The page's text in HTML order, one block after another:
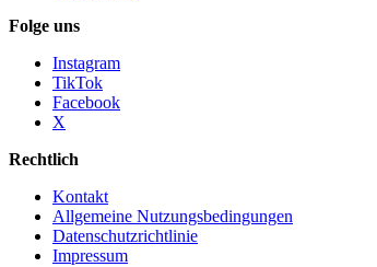
Folge uns
Instagram
TikTok
Facebook
X
Rechtlich
Kontakt
Allgemeine Nutzungsbedingungen
Datenschutzrichtlinie
Impressum